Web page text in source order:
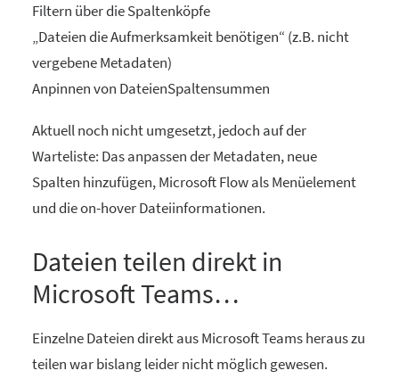
Filtern über die Spaltenköpfe
„Dateien die Aufmerksamkeit benötigen“ (z.B. nicht
vergebene Metadaten)
Anpinnen von DateienSpaltensummen
Aktuell noch nicht umgesetzt, jedoch auf der
Warteliste: Das anpassen der Metadaten, neue
Spalten hinzufügen, Microsoft Flow als Menüelement
und die on-hover Dateiinformationen.
Dateien teilen direkt in
Microsoft Teams…
Einzelne Dateien direkt aus Microsoft Teams heraus zu
teilen war bislang leider nicht möglich gewesen.